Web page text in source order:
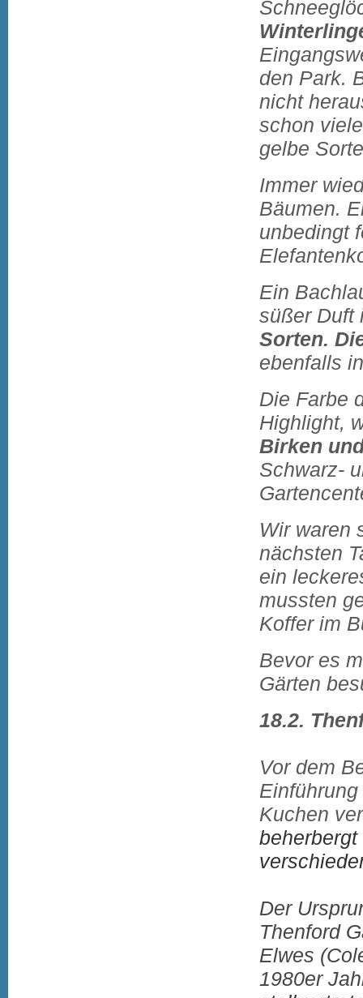
den Park.
nicht
schon
gelbe
Immer
Bäumen.
unbedingt
Ein
süßer Duft
Sorten.
ebenfalls
Die Farbe
Highlight,
Birken
Schwarz-
Wir waren
nächsten
ein
mussten
Koffer im
Bevor es
Gärten
18.2.
Vor dem
Kuchen
Der
Thenford
Elwes
1980er